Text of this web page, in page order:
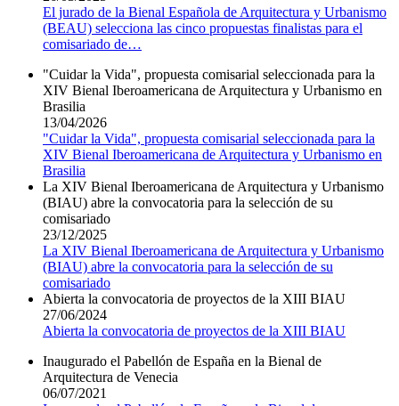
El jurado de la Bienal Española de Arquitectura y Urbanismo
(BEAU) selecciona las cinco propuestas finalistas para el
comisariado de…
"Cuidar la Vida", propuesta comisarial seleccionada para la
XIV Bienal Iberoamericana de Arquitectura y Urbanismo en
Brasilia
13/04/2026
"Cuidar la Vida", propuesta comisarial seleccionada para la
XIV Bienal Iberoamericana de Arquitectura y Urbanismo en
Brasilia
La XIV Bienal Iberoamericana de Arquitectura y Urbanismo
(BIAU) abre la convocatoria para la selección de su
comisariado
23/12/2025
La XIV Bienal Iberoamericana de Arquitectura y Urbanismo
(BIAU) abre la convocatoria para la selección de su
comisariado
Abierta la convocatoria de proyectos de la XIII BIAU
27/06/2024
Abierta la convocatoria de proyectos de la XIII BIAU
Inaugurado el Pabellón de España en la Bienal de
Arquitectura de Venecia
06/07/2021